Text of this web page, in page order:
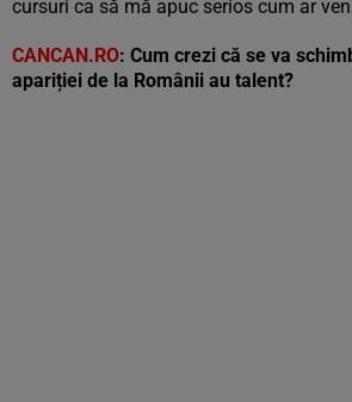
cursuri ca să mă apuc serios cum ar
CANCAN.RO: Cum crezi că se va
apariției de la Românii au talent?